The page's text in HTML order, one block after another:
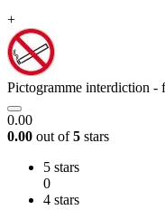
+
Pictogramme interdiction -
0.00
0.00 out of5 stars
5 stars
0
4 stars